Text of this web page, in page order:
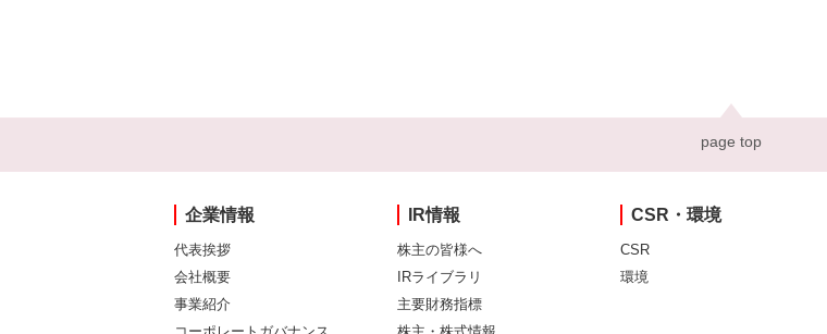
page top
企業情報
代表挨拶
会社概要
事業紹介
IR情報
株主の皆様へ
IRライブラリ
主要財務指標
CSR・環境
CSR
環境